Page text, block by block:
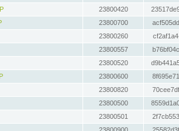
23800420
23800700
23800260
23800557
23800520
23800600
23800820
23800500
23800501